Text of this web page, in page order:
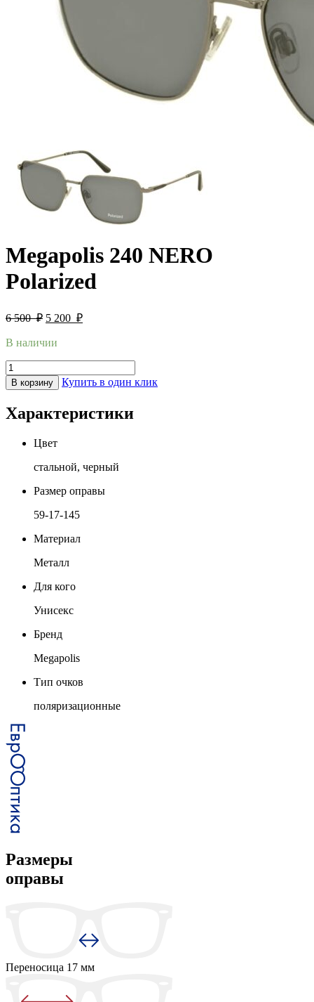
Megapolis 240 NERO
Polarized
6 500₽ 5 200 ₽
В наличии
В корзину Купить в один клик
Характеристики
Цвет
стальной, черный
Размер оправы
59-17-145
Материал
Металл
Для кого
Унисекс
Бренд
Megapolis
Тип очков
поляризационные
Размеры
оправы
Переносица 17 мм